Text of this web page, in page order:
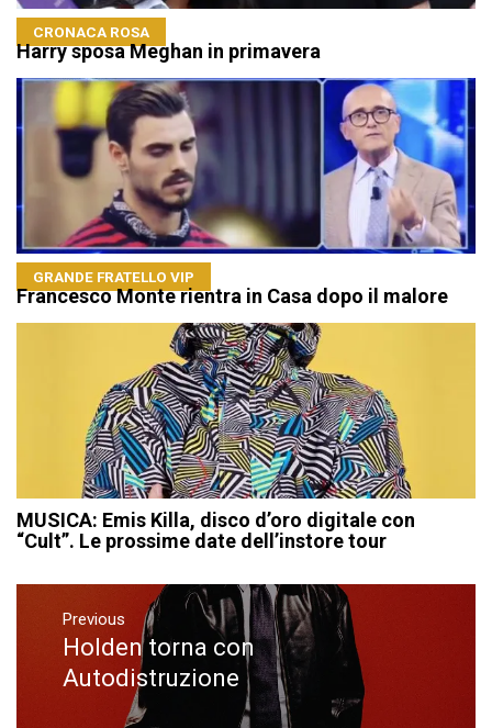
CRONACA ROSA
Harry sposa Meghan in primavera
GRANDE FRATELLO VIP
Francesco Monte rientra in Casa dopo il malore
MUSICA: Emis Killa, disco d’oro digitale con
“Cult”. Le prossime date dell’instore tour
Navigazione
articoli
Previous
Previous
post:
Holden torna con
Autodistruzione